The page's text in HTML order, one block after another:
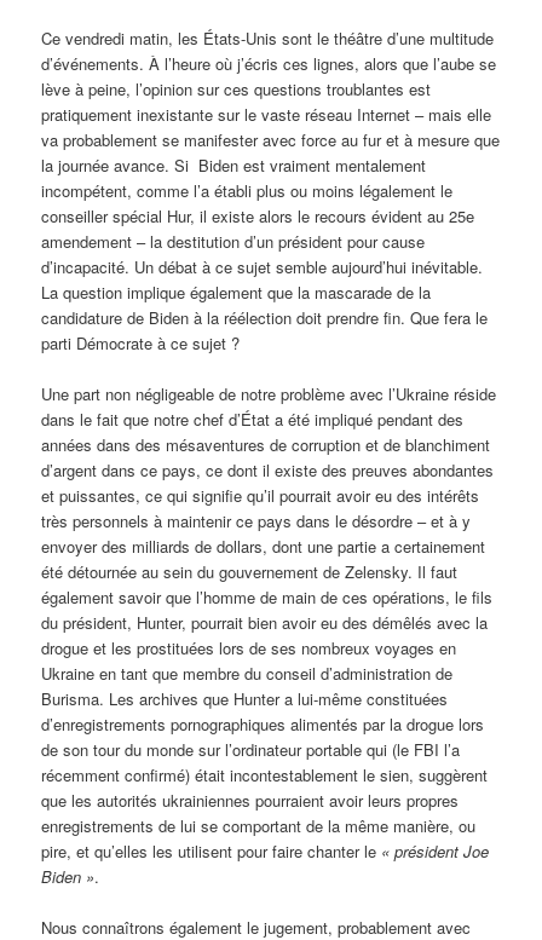
Ce vendredi matin, les États-Unis sont le théâtre d’une multitude
d’événements. À l’heure où j’écris ces lignes, alors que l’aube se
lève à peine, l’opinion sur ces questions troublantes est
pratiquement inexistante sur le vaste réseau Internet – mais elle
va probablement se manifester avec force au fur et à mesure que
la journée avance. Si Biden est vraiment mentalement
incompétent, comme l’a établi plus ou moins légalement le
conseiller spécial Hur, il existe alors le recours évident au 25e
amendement – la destitution d’un président pour cause
d’incapacité. Un débat à ce sujet semble aujourd’hui inévitable.
La question implique également que la mascarade de la
candidature de Biden à la réélection doit prendre fin. Que fera le
parti Démocrate à ce sujet ?
Une part non négligeable de notre problème avec l’Ukraine réside
dans le fait que notre chef d’État a été impliqué pendant des
années dans des mésaventures de corruption et de blanchiment
d’argent dans ce pays, ce dont il existe des preuves abondantes
et puissantes, ce qui signifie qu’il pourrait avoir eu des intérêts
très personnels à maintenir ce pays dans le désordre – et à y
envoyer des milliards de dollars, dont une partie a certainement
été détournée au sein du gouvernement de Zelensky. Il faut
également savoir que l’homme de main de ces opérations, le fils
du président, Hunter, pourrait bien avoir eu des démêlés avec la
drogue et les prostituées lors de ses nombreux voyages en
Ukraine en tant que membre du conseil d’administration de
Burisma. Les archives que Hunter a lui-même constituées
d’enregistrements pornographiques alimentés par la drogue lors
de son tour du monde sur l’ordinateur portable qui (le FBI l’a
récemment confirmé) était incontestablement le sien, suggèrent
que les autorités ukrainiennes pourraient avoir leurs propres
enregistrements de lui se comportant de la même manière, ou
pire, et qu’elles les utilisent pour faire chanter le « président Joe
Biden ».
Nous connaîtrons également le jugement, probablement avec